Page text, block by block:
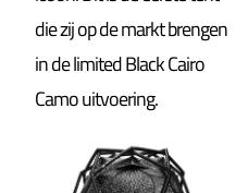
die zij op de markt brengen
in de limited Black Cairo
Camo uitvoering.